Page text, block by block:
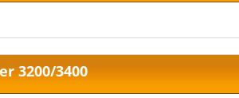
3200/3400